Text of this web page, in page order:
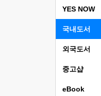
YES NOW
국내도서
외국도서
중고샵
eBook